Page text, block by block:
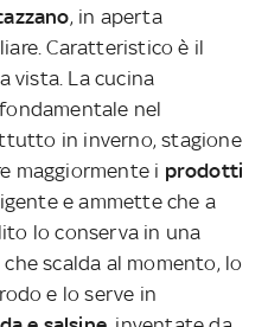
, in aperta
Caratteristico è il
vista. La cucina
nel
in inverno, stagione
maggiormente i prodotti
e ammette che a
lo conserva in una
scalda al momento, lo
e lo serve in